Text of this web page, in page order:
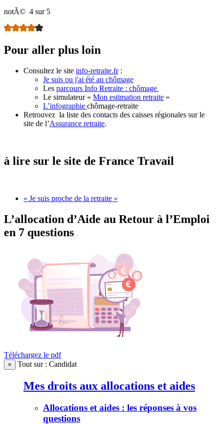
notÃ© 4 sur 5
Pour aller plus loin
Consultez le site info-retraite.fr:
Je suis ou j'ai été au chômage
Les parcours Info Retraite : chômage
Le simulateur « Mon estimation retraite »
L’infographie chômage-retraite
Retrouvez la liste des contacts des caisses régionales sur le
site de l’Assurance retraite.
à lire sur le site de France Travail
« Je suis proche de la retraite »
L’allocation d’Aide au Retour à l’Emploi
en 7 questions
Téléchargez le pdf
× Tout sur : Candidat
Mes droits aux allocations et aides
Allocations et aides : les réponses à vos
questions